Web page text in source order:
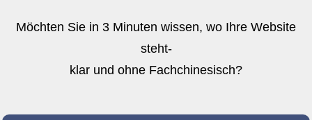
Möchten Sie in 3 Minuten wissen, wo Ihre Website
steht-
klar und ohne Fachchinesisch?